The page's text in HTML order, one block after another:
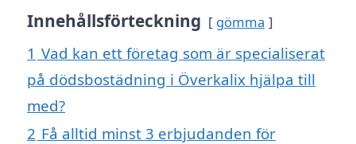
Innehållsförteckning gömma
1 Vad kan ett företag som är specialiserat
på dödsbostädning i Överkalix hjälpa till
med?
2 Få alltid minst 3 erbjudanden för